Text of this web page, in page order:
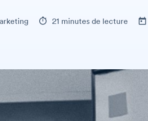
21 minutes de lecture